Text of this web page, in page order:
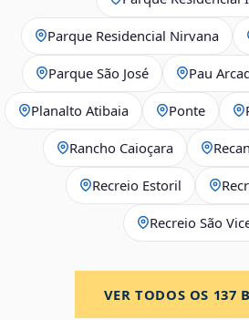
Parque Residencial Nirvana
Parque São José Pau
Planalto Atibaia Ponte
Rancho Caioçara
Recreio Estoril
Recreio São
VER TODOS OS 137